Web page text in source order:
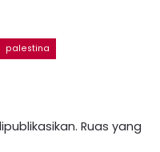
palestina
Ruas yang